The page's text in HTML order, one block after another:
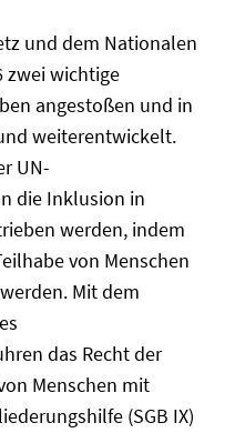
und dem Nationalen
zwei wichtige
angestoßen und in
weiterentwickelt.
UN-
die Inklusion in
werden, indem
von Menschen
Mit dem
das Recht der
Menschen mit
(SGB IX)